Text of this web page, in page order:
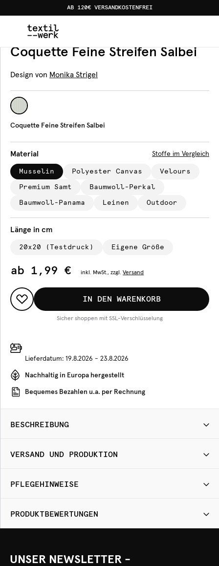
AB 120€ VERSANDKOSTENFREI
Produkte Meterware Coquette Feine Streifen
Meterware
Coquette Feine Streifen Salbei
Design von Monika Strigel
Coquette Feine Streifen Salbei
Material Stoffe im Vergleich
Musselin Polyester Canvas Velours
Premium Samt Baumwoll-Perkal
Baumwoll-Panama Leinen Outdoor
Länge in cm
20x20 (Testdruck) Eigene Größe
ab 1,99 € inkl. MwSt., zzgl. Versand
IN DEN WARENKORB
Sicher shoppen mit SSL-Verschlüsselung
Lieferdatum: 19.8.2026 - 23.8.2026
Nachhaltig in Europa hergestellt
Bequemes Bezahlen u.a. per Rechnung
BESCHREIBUNG
VERSAND UND PRODUKTION
PFLEGEHINWEISE
PRODUKTBEWERTUNGEN
UNSER NEWSLETTER -